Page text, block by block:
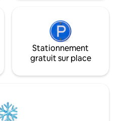
Stationnement
gratuit sur place